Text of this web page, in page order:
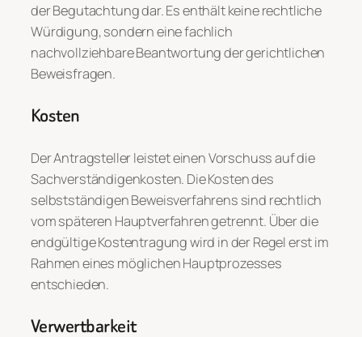
der Begutachtung dar. Es enthält keine rechtliche
Würdigung, sondern eine fachlich
nachvollziehbare Beantwortung der gerichtlichen
Beweisfragen.
Kosten
Der Antragsteller leistet einen Vorschuss auf die
Sachverständigenkosten. Die Kosten des
selbstständigen Beweisverfahrens sind rechtlich
vom späteren Hauptverfahren getrennt. Über die
endgültige Kostentragung wird in der Regel erst im
Rahmen eines möglichen Hauptprozesses
entschieden.
Verwertbarkeit